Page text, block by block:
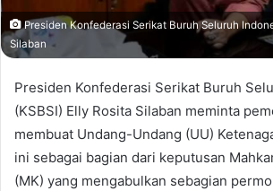
Presiden Konfederasi Serikat Buruh Seluruh
Silaban
Presiden Konfederasi Serikat Buruh
(KSBSI) Elly Rosita Silaban meminta
membuat Undang-Undang (UU)
ini sebagai bagian dari keputusan
(MK) yang mengabulkan sebagian